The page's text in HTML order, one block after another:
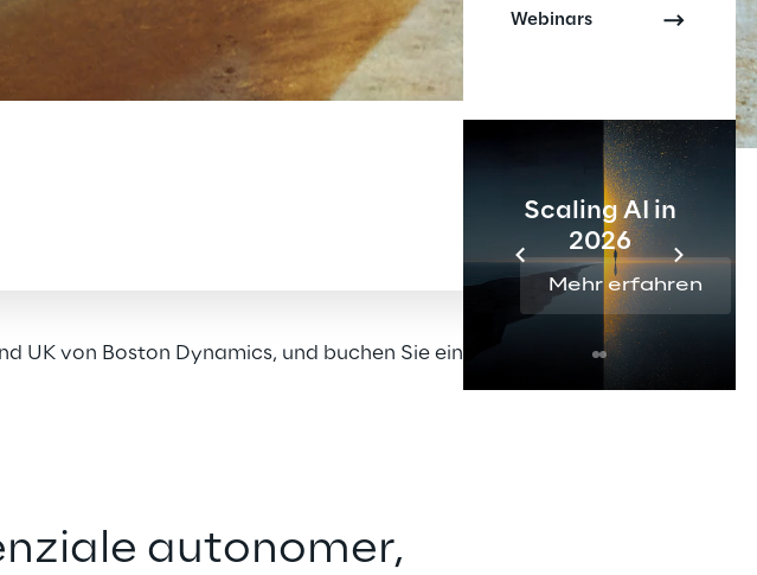
Mehr erfahren
Webinars
Scaling AI in
2026
Mehr erfahren
UK von Boston Dynamics, und buchen Sie eine kostenlose Spot®
autonomer,